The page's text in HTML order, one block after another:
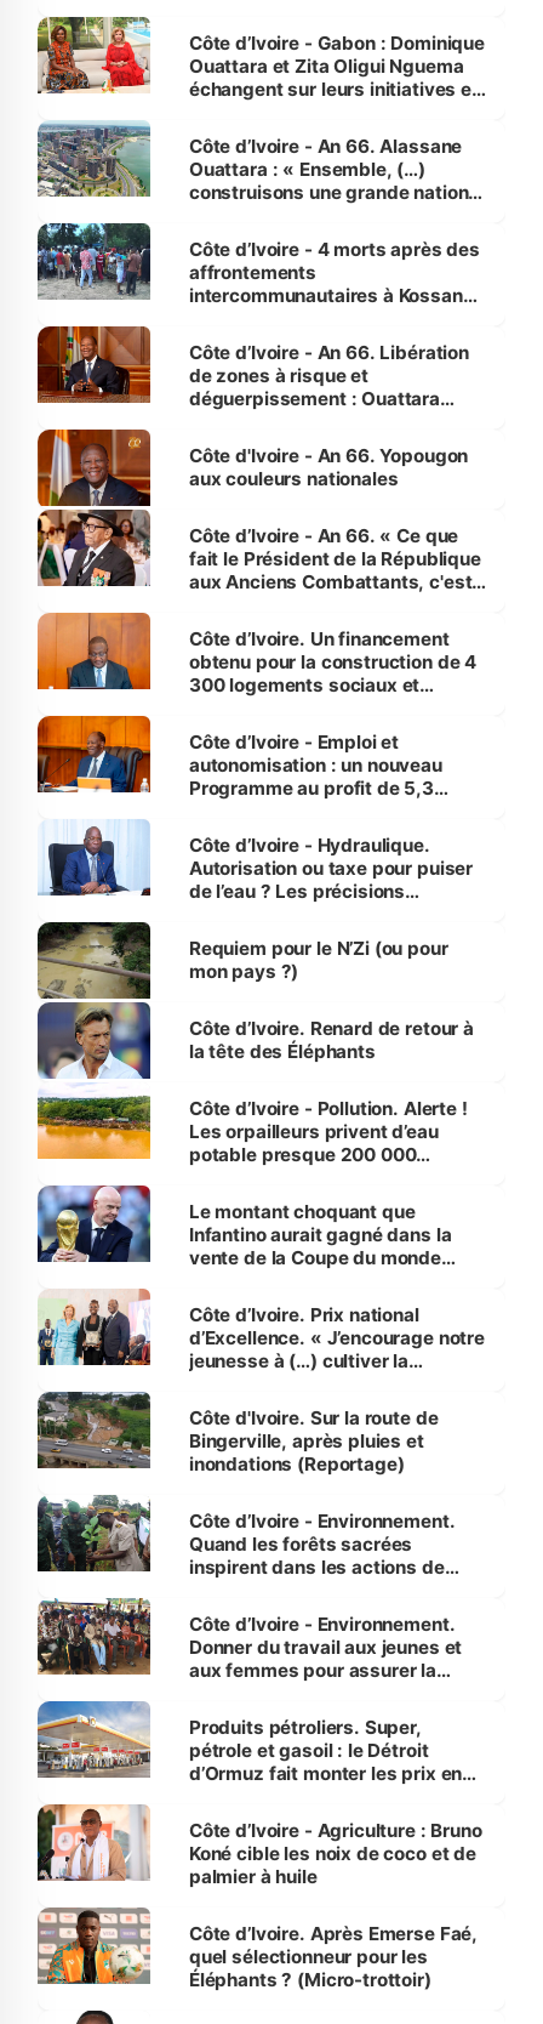
Côte d’Ivoire - Gabon : Dominique
Ouattara et Zita Oligui Nguema
échangent sur leurs initiatives en
enfants
Côte d’Ivoire - An 66. Alassane
Ouattara : « Ensemble, (…)
construisons une grande nation
générations futures »
Côte d’Ivoire - 4 morts après des
affrontements
intercommunautaires à Kossandji
milieu des sinistrés
Côte d’Ivoire - An 66. Libération
de zones à risque et
déguerpissement : Ouattara
l'Etat de droit pour préserver les
vies humaines »
Côte d'Ivoire - An 66. Yopougon
aux couleurs nationales
Côte d’Ivoire - An 66. « Ce que
fait le Président de la République
aux Anciens Combattants, c'est
Côte d’Ivoire. Un financement
obtenu pour la construction de 4
300 logements sociaux et
et Yamoussoukro
Côte d’Ivoire - Emploi et
autonomisation : un nouveau
Programme au profit de 5,3
Côte d’Ivoire - Hydraulique.
Autorisation ou taxe pour puiser
de l’eau ? Les précisions
Requiem pour le N’Zi (ou pour
mon pays ?)
Côte d’Ivoire. Renard de retour à
la tête des Éléphants
Côte d’Ivoire - Pollution. Alerte !
Les orpailleurs privent d’eau
potable presque 200 000
Le montant choquant que
Infantino aurait gagné dans la
vente de la Coupe du monde
Côte d’Ivoire. Prix national
d’Excellence. « J’encourage notre
jeunesse à (…) cultiver la
(Alassane Ouattara
Côte d'Ivoire. Sur la route de
Bingerville, après pluies et
inondations (Reportage)
Côte d’Ivoire - Environnement.
Quand les forêts sacrées
inspirent dans les actions de
Côte d’Ivoire - Environnement.
Donner du travail aux jeunes et
aux femmes pour assurer la
menacées
Produits pétroliers. Super,
pétrole et gasoil : le Détroit
d’Ormuz fait monter les prix en
Côte d’Ivoire - Agriculture : Bruno
Koné cible les noix de coco et de
palmier à huile
Côte d’Ivoire. Après Emerse Faé,
quel sélectionneur pour les
Éléphants ? (Micro-trottoir)